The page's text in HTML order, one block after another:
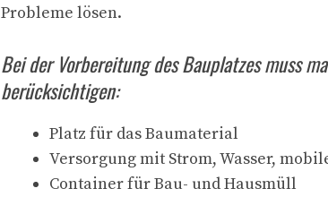
Probleme lösen.
Bei der Vorbereitung des Bauplatzes muss
berücksichtigen:
Platz für das Baumaterial
Versorgung mit Strom, Wasser,
Container für Bau- und Hausmüll